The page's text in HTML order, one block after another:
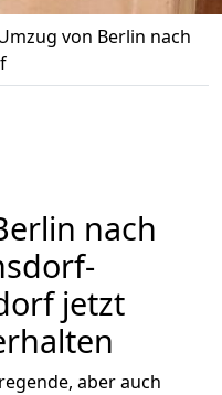
von Berlin nach
nach
jetzt
aber auch